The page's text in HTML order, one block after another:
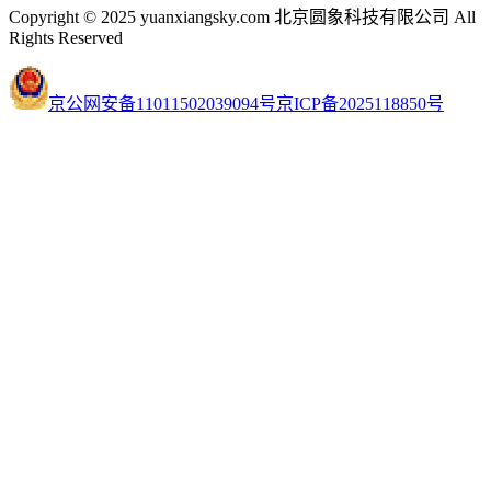
Copyright © 2025 yuanxiangsky.com 北京圆象科技有限公司 All
Rights Reserved
京公网安备11011502039094号京ICP备2025118850号